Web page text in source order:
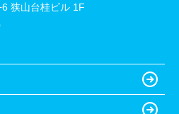
狭山台桂ビル 1F